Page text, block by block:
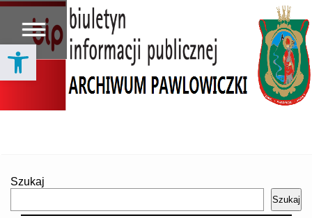
Open toolbar
Szukaj
Szukaj